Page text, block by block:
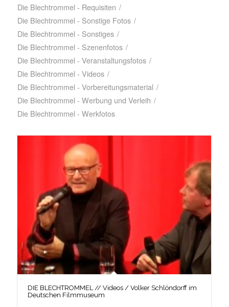
Die Blechtrommel - Requisiten /
Die Blechtrommel - Sonstige Fotos /
Die Blechtrommel - Sonstiges /
Die Blechtrommel - Szenenfotos /
Die Blechtrommel - Veranstaltungsfotos /
Die Blechtrommel - Videos /
Die Blechtrommel - Vorbereitungsmaterial /
Die Blechtrommel - Werbung und Verleih /
Die Blechtrommel - Werkfotos
DIE BLECHTROMMEL // Videos / Volker Schlöndorff im
Deutschen Filmmuseum